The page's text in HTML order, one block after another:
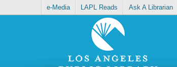
e-Media LAPL Reads Ask A Librarian